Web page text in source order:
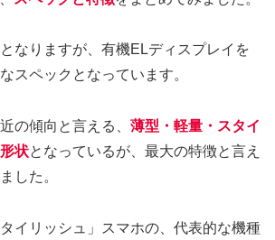
なりますが、有機ELディスプレイを
スペックとなっています。
の傾向と言える、 薄型・軽量・スタイ
状となっているが、最大の特徴と言え
した。
タイリッシュ」スマホの、代表的な機種